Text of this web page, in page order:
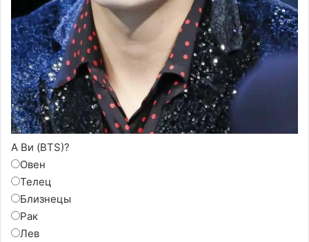
А Ви (BTS)?
Овен
Телец
Близнецы
Рак
Лев